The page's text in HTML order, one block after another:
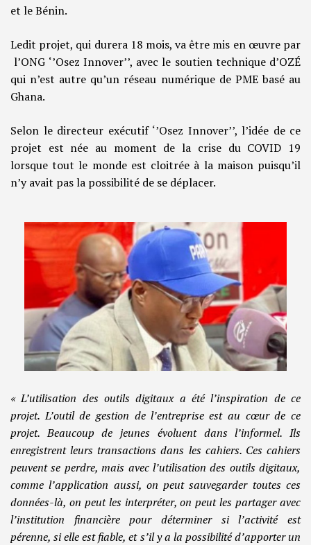
et le Bénin.
Ledit projet, qui durera 18 mois, va être mis en œuvre par
l’ONG ‘’Osez Innover’’, avec le soutien technique d’OZÉ
qui n’est autre qu’un réseau numérique de PME basé au
Ghana.
Selon le directeur exécutif ‘’Osez Innover’’, l’idée de ce
projet est née au moment de la crise du COVID 19
lorsque tout le monde est cloitrée à la maison puisqu’il
n’y avait pas la possibilité de se déplacer.
« L’utilisation des outils digitaux a été l’inspiration de ce
projet. L’outil de gestion de l’entreprise est au cœur de ce
projet. Beaucoup de jeunes évoluent dans l’informel. Ils
enregistrent leurs transactions dans les cahiers. Ces cahiers
peuvent se perdre, mais avec l’utilisation des outils digitaux,
comme l’application aussi, on peut sauvegarder toutes ces
données-là, on peut les interpréter, on peut les partager avec
l’institution financière pour déterminer si l’activité est
pérenne, si elle est fiable, et s’il y a la possibilité d’apporter un